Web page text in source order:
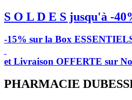
S O L D E S jusqu'à -
-15% sur la Box
et Livraison OFFERTE sur
PHARMACIE